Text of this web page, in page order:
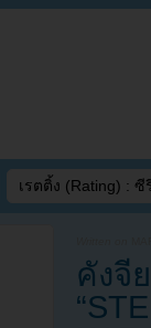
เรตติ้ง (Rating) : ซี
คังจี